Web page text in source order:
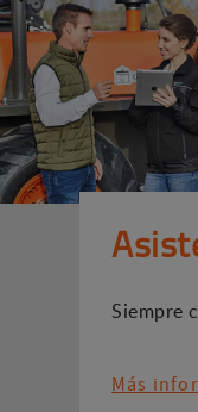
Siempre
Más